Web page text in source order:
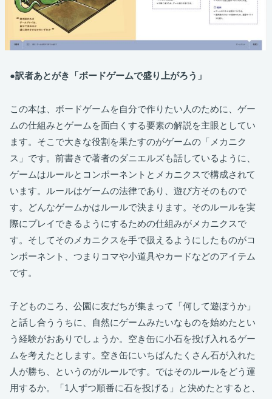
●訳者あとがき「ボードゲームで盛り上がろう」
この本は、ボードゲームを自分で作りたい人のために、ゲー
ムの仕組みとゲームを面白くする要素の解説を主眼としてい
ます。そこで大きな役割を果たすのがゲームの「メカニク
ス」です。前書きで著者のダニエルズも話しているように、
ゲームはルールとコンポーネントとメカニクスで構成されて
います。ルールはゲームの法律であり、遊び方そのもので
す。どんなゲームかはルールで決まります。そのルールを実
際にプレイできるようにするための仕組みがメカニクスで
す。そしてそのメカニクスを手で扱えるようにしたものがコ
ンポーネント、つまりコマや小道具やカードなどのアイテム
です。
子どものころ、公園に友だちが集まって「何して遊ぼうか」
と話し合ううちに、自然にゲームみたいなものを始めたとい
う経験がおありでしょうか。空き缶に小石を投げ入れるゲー
ムを考えたとします。空き缶にいちばんたくさん石が入れた
人が勝ち、というのがルールです。ではそのルールをどう運
用するか。「1人ずつ順番に石を投げる」と決めたとすると、